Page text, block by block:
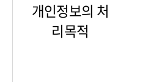
개인정보의 처
리목적